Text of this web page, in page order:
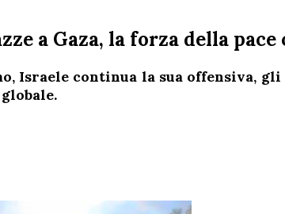
a Gaza, la forza della
Israele continua la sua offensiva, gli